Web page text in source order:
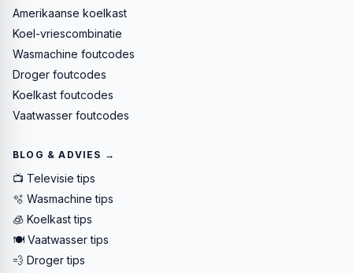
Amerikaanse koelkast
Koel-vriescombinatie
Wasmachine foutcodes
Droger foutcodes
Koelkast foutcodes
Vaatwasser foutcodes
BLOG & ADVIES →
📺 Televisie tips
🫧 Wasmachine tips
🧊 Koelkast tips
🍽️ Vaatwasser tips
💨 Droger tips